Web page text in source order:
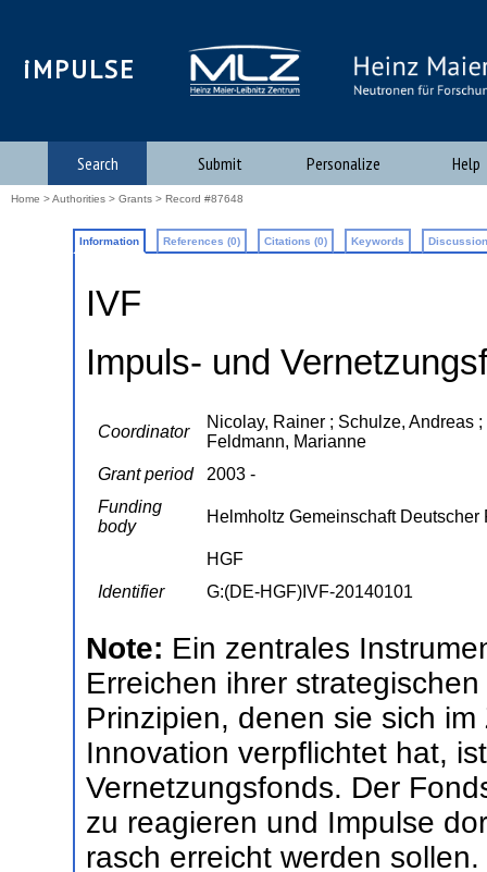
iMPULSE
Search Submit Personalize Help
Home >Authorities > Grants > Record #87648
Information References (0) Citations (0) Keywords
IVF
Impuls- und
Coordinator
Nicolay, Rainer ; Schulze, Andreas
Feldmann, Marianne
Grant period
2003 -
Funding
body
Helmholtz Gemeinschaft Deutscher
HGF
Identifier
G:(DE-HGF)IVF-20140101
Note: Ein zentrales
Erreichen ihrer
Prinzipien, denen sie sich
Innovation verpflichtet hat,
Vernetzungsfonds. Der
zu reagieren und Impulse
rasch erreicht werden